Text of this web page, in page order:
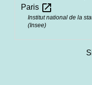
Paris open_in_new
Institut national de la
(Insee)